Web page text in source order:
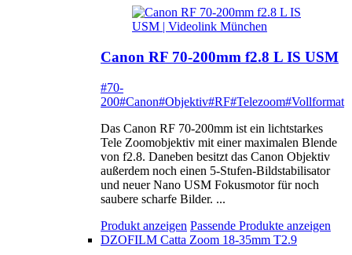
Canon RF 70-200mm f2.8 L IS USM
#70-
200#Canon#Objektiv#RF#Telezoom#Vollformat
Das Canon RF 70-200mm ist ein lichtstarkes
Tele Zoomobjektiv mit einer maximalen Blende
von f2.8. Daneben besitzt das Canon Objektiv
außerdem noch einen 5-Stufen-Bildstabilisator
und neuer Nano USM Fokusmotor für noch
saubere scharfe Bilder. ...
Produkt anzeigen Passende Produkte anzeigen
DZOFILM Catta Zoom 18-35mm T2.9